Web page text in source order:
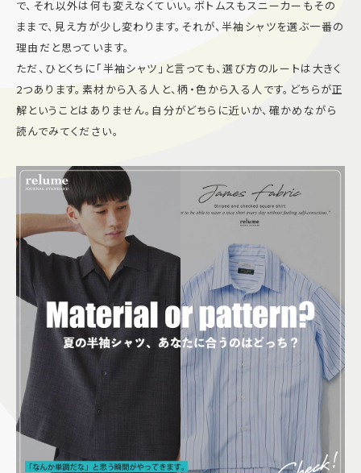
よくあるご質問
スタッフ募集
サイトマップ
Follow US
で、それ以外は何も変えなくていい。ボトムスもスニーカーもその
ままで、見え方が少し変わります。それが、半袖シャツを選ぶ一番の
理由だと思っています。
ただ、ひとくちに「半袖シャツ」と言っても、選び方のルートは大きく
2つあります。素材から入る人と、柄・色から入る人です。どちらが正
解ということはありません。自分がどちらに近いか、確かめながら
読んでみてください。